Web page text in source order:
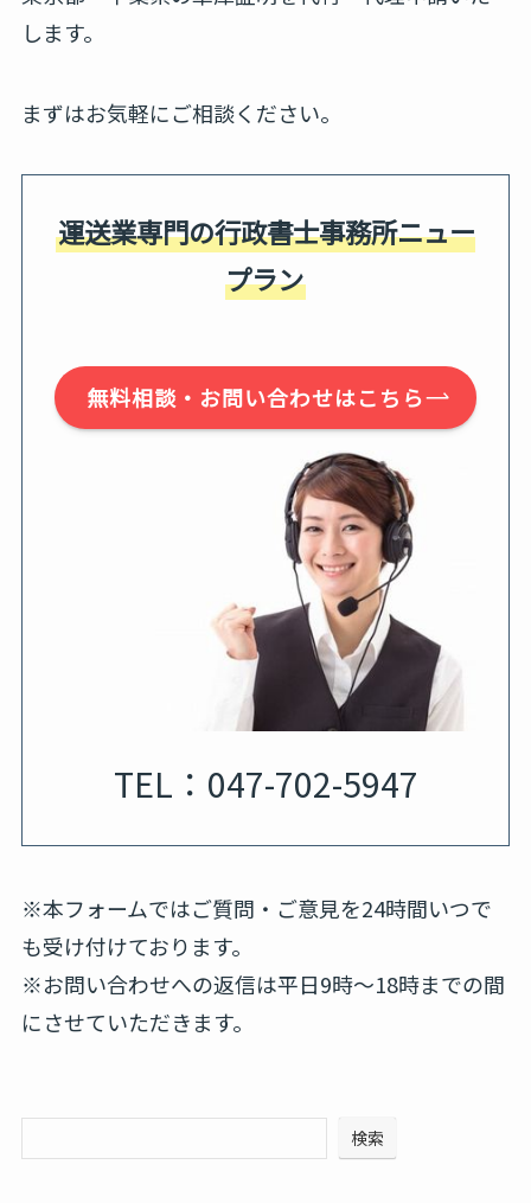
します。
まずはお気軽にご相談ください。
運送業専門の行政書士事務所ニュー
プラン
無料相談・お問い合わせはこちら
TEL：047-702-5947
※本フォームではご質問・ご意見を24時間いつで
も受け付けております。
※お問い合わせへの返信は平日9時～18時までの間
にさせていただきます。
検索